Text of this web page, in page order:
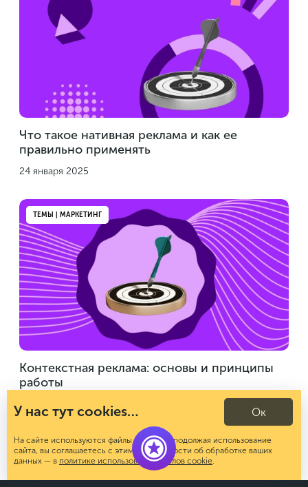
Что такое нативная реклама и как ее
правильно применять
24 января 2025
ТЕМЫ | МАРКЕТИНГ
Контекстная реклама: основы и принципы
работы
18 января 2025
У нас тут cookies…
На сайте используются файлы cookies. Продолжая использование
сайта, вы соглашаетесь с этим. Подробности об обработке ваших
данных — в политике использования файлов cookie.
Ок